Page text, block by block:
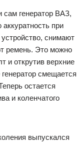
генератор ВАЗ,
при
снимают
ремень. Это можно
и открутив верхние
смещается
остается
и коленчатого
выпускался